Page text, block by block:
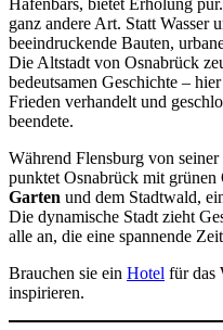
Hafenbars, bietet Erholung
ganz andere Art. Statt Wasser
beeindruckende Bauten,
Die Altstadt von Osnabrück
bedeutsamen Geschichte –
Frieden verhandelt und
beendete.
Während Flensburg von
punktet Osnabrück mit grünen
Garten und dem Stadtwald,
Die dynamische Stadt zieht
alle an, die eine spannende
Brauchen sie ein Hotel für das
inspirieren.